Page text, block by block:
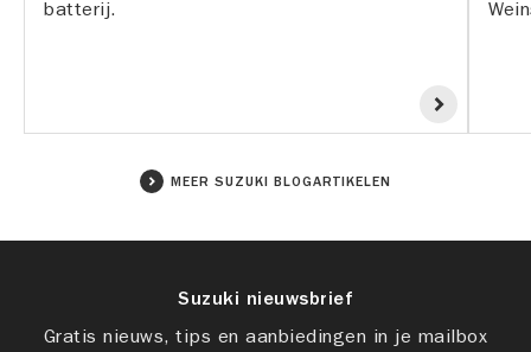
batterij.
MEER SUZUKI BLOGARTIKELEN
Suzuki nieuwsbrief
Gratis nieuws, tips en aanbiedingen in je mailbox